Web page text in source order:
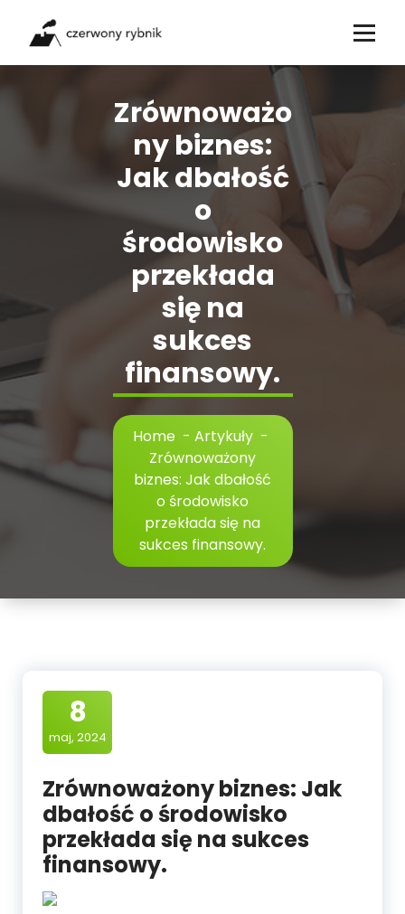
content
Zrównoważo
ny biznes:
Jak dbałość
o
środowisko
przekłada
się na
sukces
finansowy.
Home - Artykuły -
Zrównoważony
biznes: Jak dbałość
o środowisko
przekłada się na
sukces finansowy.
8
maj, 2024
Zrównoważony biznes: Jak
dbałość o środowisko
przekłada się na sukces
finansowy.